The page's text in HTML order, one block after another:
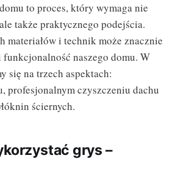
to proces, który wymaga nie
także praktycznego podejścia.
materiałów i technik może znacznie
funkcjonalność naszego domu. W
się na trzech aspektach:
profesjonalnym czyszczeniu dachu
ściernych.
grys –